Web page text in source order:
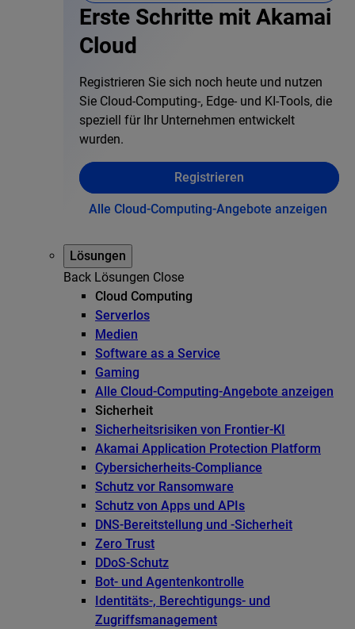
Erste Schritte mit Akamai
Cloud
Registrieren Sie sich noch heute und nutzen
Sie Cloud-Computing-, Edge- und KI-Tools, die
speziell für Ihr Unternehmen entwickelt
wurden.
Registrieren
Alle Cloud-Computing-Angebote anzeigen
Lösungen
Back Lösungen Close
Cloud Computing
Serverlos
Medien
Software as a Service
Gaming
Alle Cloud-Computing-Angebote anzeigen
Sicherheit
Sicherheitsrisiken von Frontier-KI
Akamai Application Protection Platform
Cybersicherheits-Compliance
Schutz vor Ransomware
Schutz von Apps und APIs
DNS-Bereitstellung und -Sicherheit
Zero Trust
DDoS-Schutz
Bot- und Agentenkontrolle
Identitäts-, Berechtigungs- und
Zugriffsmanagement